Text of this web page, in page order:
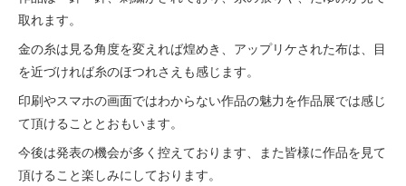
取れます。
金の糸は見る角度を変えれば煌めき、アップリケされた布は、目
を近づければ糸のほつれさえも感じます。
印刷やスマホの画面ではわからない作品の魅力を作品展では感じ
て頂けることとおもいます。
今後は発表の機会が多く控えております、また皆様に作品を見て
頂けること楽しみにしております。